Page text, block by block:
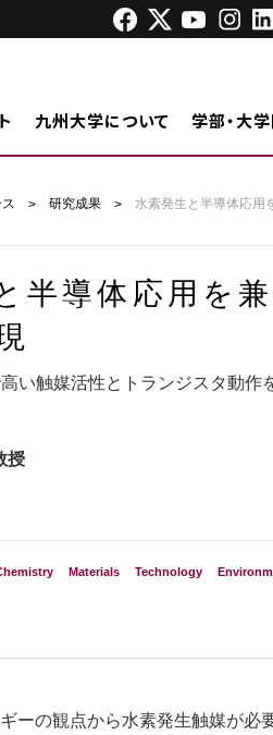
九州大学について 学部・大
研究成果 水素発生と半導体応用
半導体応用を
い触媒活性とトランジスタ動作
授
Materials Technology
ーの観点から水素発生触媒が